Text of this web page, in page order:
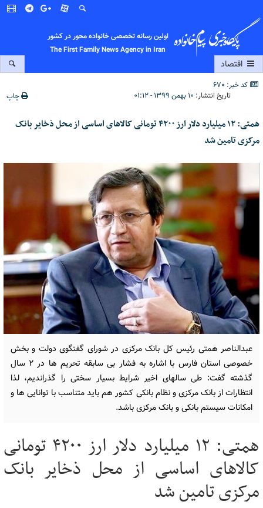
اولین رسانه تخصصی خانواده محور در کشور
The First Family News Agency in Iran
اقتصاد
کد خبر: 670
تاریخ انتشار: ۱۰ بهمن ۱۳۹۹ - ۰۱:۱۲ چاپ
همتی: ۱۲ میلیارد دلار ارز ۴۲۰۰ تومانی کالاهای اساسی از محل ذخایر بانک
مرکزی تامین شد
عبدالناصر همتی رئیس کل بانک مرکزی در شورای گفتگوی دولت و بخش
خصوصی استان فارس با اشاره به فشار بی سابقه تحریم ها در 2 سال
گذشته گفت: طی سالهای اخیر شرایط بسیار سختی را گذراندیم، لذا
انتظارات از بانک مرکزی و نظام بانکی کشور هم باید متناسب با توانایی ها و
امکانات سیستم بانکی و بانک مرکزی باشد.
همتی: ۱۲ میلیارد دلار ارز ۴۲۰۰ تومانی
کالاهای اساسی از محل ذخایر بانک
مرکزی تامین شد